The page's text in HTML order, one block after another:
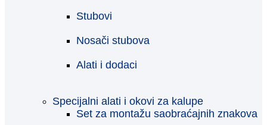
Stubovi
Nosači stubova
Alati i dodaci
Specijalni alati i okovi za kalupe
Set za montažu saobraćajnih znakova